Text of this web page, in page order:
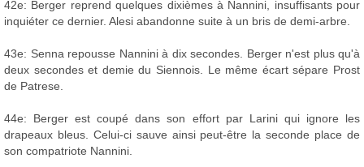
42e: Berger reprend quelques dixièmes à Nannini, insuffisants pour
inquiéter ce dernier. Alesi abandonne suite à un bris de demi-arbre.
43e: Senna repousse Nannini à dix secondes. Berger n'est plus qu'à
deux secondes et demie du Siennois. Le même écart sépare Prost
de Patrese.
44e: Berger est coupé dans son effort par Larini qui ignore les
drapeaux bleus. Celui-ci sauve ainsi peut-être la seconde place de
son compatriote Nannini.